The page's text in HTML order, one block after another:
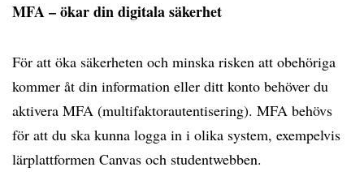
MFA – ökar din digitala säkerhet
För att öka säkerheten och minska risken att obehöriga
kommer åt din information eller ditt konto behöver du
aktivera MFA (multifaktorautentisering). MFA behövs
för att du ska kunna logga in i olika system, exempelvis
lärplattformen Canvas och studentwebben.